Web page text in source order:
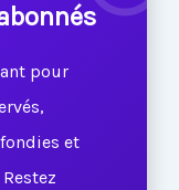
pour
et